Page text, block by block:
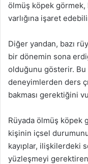
ölmüş köpek
varlığına işaret
Diğer yandan, bazı
bir dönemin sona
olduğunu gösterir.
deneyimlerden ders
bakması gerektiğini
Rüyada ölmüş köpek
kişinin içsel
kayıplar, ilişkilerdeki
yüzleşmeyi